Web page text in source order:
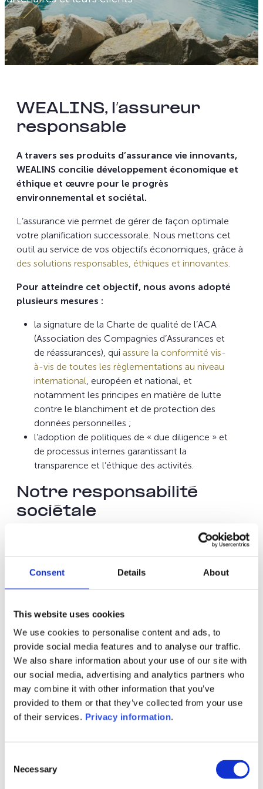
Consent Details About
This website uses cookies
We use cookies to personalise content and ads, to
provide social media features and to analyse our traffic.
We also share information about your use of our site with
our social media, advertising and analytics partners who
may combine it with other information that you’ve
provided to them or that they’ve collected from your use
of their services. Privacy information.
Selection
Necessary
WEALINS, l’assureur
responsable
A travers ses produits d’assurance vie innovants,
WEALINS concilie développement économique et
éthique et œuvre pour le progrès
environnemental et sociétal.
L’assurance vie permet de gérer de façon optimale
votre planification successorale. Nous mettons cet
outil au service de vos objectifs économiques, grâce à
des solutions responsables, éthiques et innovantes.
Pour atteindre cet objectif, nous avons adopté
plusieurs mesures :
la signature de la Charte de qualité de l’ACA
(Association des Compagnies d’Assurances et
de réassurances), qui assure la conformité vis-
à-vis de toutes les règlementations au niveau
international , européen et national, et
notamment les principes en matière de lutte
contre le blanchiment et de protection des
données personnelles ;
l’adoption de politiques de « due diligence » et
de processus internes garantissant la
transparence et l’éthique des activités.
Notre responsabilité
sociétale
la diversité, la préservation de l’environnement et du
stratégie RSE basée sur les cinq piliers des Objectifs de
Développement Durable adoptés en 2015 par 193
États membres de l’ONU :
santé et bien-être des collaborateurs ;
valeur économique créée et distribuée ;
égalité des genres ;
solidarité sociétale ;
cette démarche responsable et supportent la stratégie
RSE par des groupes de travail sur chacun de ces